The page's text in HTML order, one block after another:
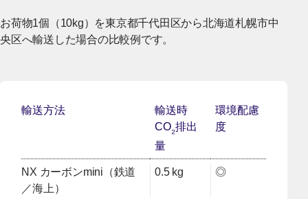
お荷物1個（10kg）を東京都千代田区から北海道札幌市中
央区へ輸送した場合の比較例です。
輸送方法
輸送時
CO₂排出
量
環境配慮
度
NX カーボンmini（鉄道
／海上）
0.5 kg ◎